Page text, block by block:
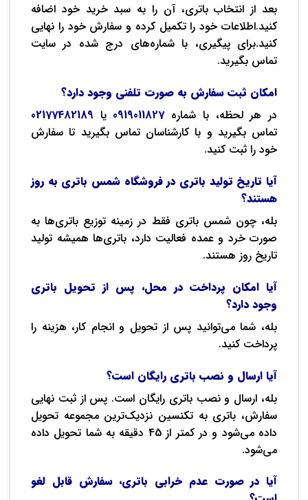
بعد از انتخاب باتری، آن را به سبد خرید خود اضافه
کنید.اطلاعات خود را تکمیل کرده و سفارش خود را نهایی
کنید.برای پیگیری، با شماره‌های درج شده در سایت
تماس بگیرید.
امکان ثبت سفارش به صورت تلفنی وجود دارد؟
در هر لحظه، با شماره0919011827 یا 02177482189
تماس بگیرید و با کارشناسان تماس بگیرید تا سفارش
خود را ثبت کنید.
آیا تاریخ تولید باتری‌ در فروشگاه شمس باتری به روز
هستند؟
بله، چون شمس باتری فقط در زمینه توزیع باتری‌ها به
صورت خرد و عمده فعالیت دارد، باتری‌ها همیشه تولید
تاریخ روز هستند.
آیا امکان پرداخت در محل، پس از تحویل باتری
وجود دارد؟
بله، شما می‌توانید پس از تحویل و انجام کار، هزینه را
پرداخت کنید.
آیا ارسال و نصب باتری رایگان است؟
بله، ارسال و نصب باتری رایگان است. پس از ثبت نهایی
سفارش، باتری به تکنسین نزدیک‌ترین مجموعه تحویل
داده می‌شود و در کمتر از 45 دقیقه به شما تحویل داده
می‌شود.
آیا در صورت عدم خرابی باتری، سفارش قابل لغو